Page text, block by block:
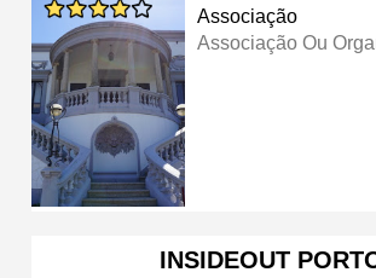
Associação
Associação Ou
INSIDEOUT